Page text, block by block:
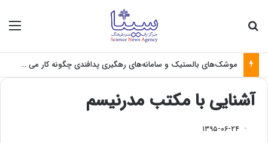
موشک‌های بالستیک و سامانه‌های رهگیری پدافندی چگونه کار می کنند؟
آشنایی با مکتب مدرنیسم
۱۳۹۵-۰۶-۲۴